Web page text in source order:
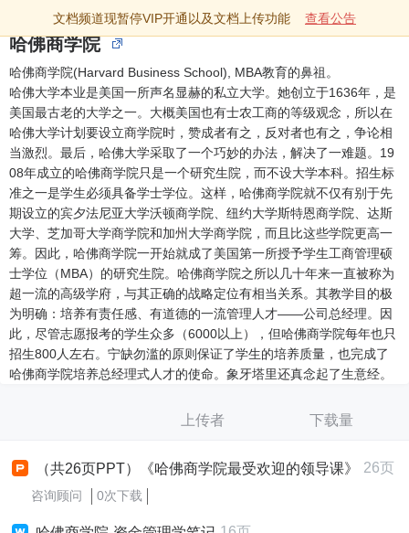
文档频道现暂停VIP开通以及文档上传功能 查看公告
哈佛商学院
哈佛商学院(Harvard Business School), MBA教育的鼻祖。
哈佛大学本业是美国一所声名显赫的私立大学。她创立于1636年，是
美国最古老的大学之一。大概美国也有士农工商的等级观念，所以在
哈佛大学计划要设立商学院时，赞成者有之，反对者也有之，争论相
当激烈。最后，哈佛大学采取了一个巧妙的办法，解决了一难题。19
08年成立的哈佛商学院只是一个研究生院，而不设大学本科。招生标
准之一是学生必须具备学士学位。这样，哈佛商学院就不仅有别于先
期设立的宾夕法尼亚大学沃顿商学院、纽约大学斯特恩商学院、达斯
大学、芝加哥大学商学院和加州大学商学院，而且比这些学院更高一
筹。因此，哈佛商学院一开始就成了美国第一所授予学生工商管理硕
士学位（MBA）的研究生院。哈佛商学院之所以几十年来一直被称为
超一流的高级学府，与其正确的战略定位有相当关系。其教学目的极
为明确：培养有责任感、有道德的一流管理人才——公司总经理。因
此，尽管志愿报考的学生众多（6000以上），但哈佛商学院每年也只
招生800人左右。宁缺勿滥的原则保证了学生的培养质量，也完成了
哈佛商学院培养总经理式人才的使命。象牙塔里还真念起了生意经。
上传者 下载量
（共26页PPT）《哈佛商学院最受欢迎的领导课》 26页
咨询顾问 0次下载